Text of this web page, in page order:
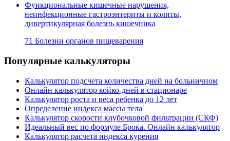
Функциональные кишечные нарушения,
неинфекционные гастроэнтериты и колиты,
дивертикулярная болезнь кишечника
71 Болезни органов пищеварения
Популярные калькуляторы
Калькулятор подсчета количества дней на больничном
Онлайн калькулятор койко-дней в стационаре
Калькулятор роста и веса ребенка до 12 лет
Определение индекса массы тела
Калькулятор скорости клубочковой фильтрации (СКФ)
Идеальный вес по формуле Брока. Онлайн калькулятор
Калькулятор расчета индекса курения